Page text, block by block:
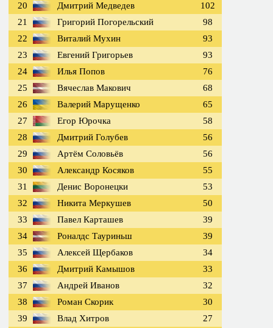
20
Дмитрий Медведев
102
21
Григорий Погорельский
98
22
Виталий Мухин
93
23
Евгений Григорьев
93
24
Илья Попов
76
25
Вячеслав Макович
68
26
Валерий Марущенко
65
27
Егор Юрочка
58
28
Дмитрий Голубев
56
29
Артём Соловьёв
56
30
Александр Косяков
55
31
Денис Воронецки
53
32
Никита Меркушев
50
33
Павел Карташев
39
34
Роналдс Тауриньш
39
35
Алексей Щербаков
34
36
Дмитрий Камышов
33
37
Андрей Иванов
32
38
Роман Скорик
30
39
Влад Хитров
27